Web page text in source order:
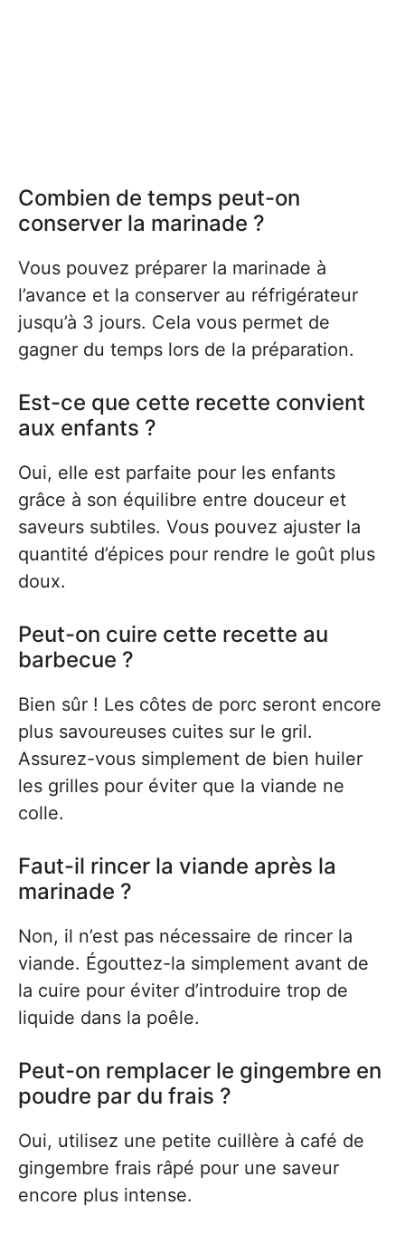
Combien de temps peut-on
conserver la marinade ?
Vous pouvez préparer la marinade à
l’avance et la conserver au réfrigérateur
jusqu’à 3 jours. Cela vous permet de
gagner du temps lors de la préparation.
Est-ce que cette recette convient
aux enfants ?
Oui, elle est parfaite pour les enfants
grâce à son équilibre entre douceur et
saveurs subtiles. Vous pouvez ajuster la
quantité d’épices pour rendre le goût plus
doux.
Peut-on cuire cette recette au
barbecue ?
Bien sûr ! Les côtes de porc seront encore
plus savoureuses cuites sur le gril.
Assurez-vous simplement de bien huiler
les grilles pour éviter que la viande ne
colle.
Faut-il rincer la viande après la
marinade ?
Non, il n’est pas nécessaire de rincer la
viande. Égouttez-la simplement avant de
la cuire pour éviter d’introduire trop de
liquide dans la poêle.
Peut-on remplacer le gingembre en
poudre par du frais ?
Oui, utilisez une petite cuillère à café de
gingembre frais râpé pour une saveur
encore plus intense.